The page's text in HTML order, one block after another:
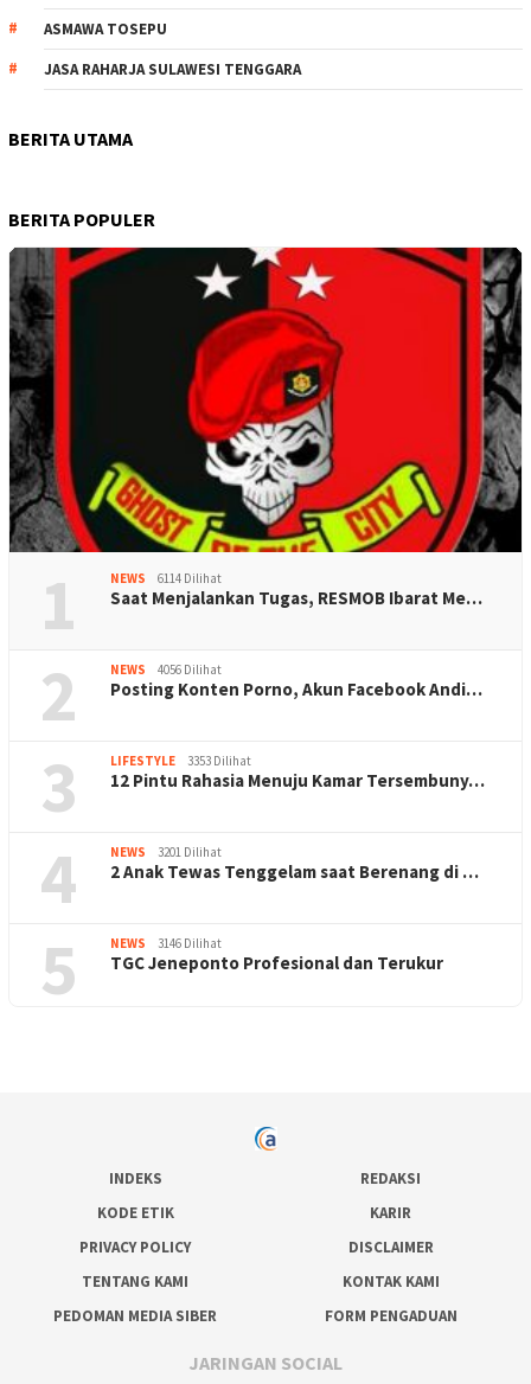
ASMAWA TOSEPU
JASA RAHARJA SULAWESI TENGGARA
BERITA UTAMA
BERITA POPULER
1 NEWS 6114 Dilihat
Saat Menjalankan Tugas, RESMOB Ibarat Me…
2 NEWS 4056 Dilihat
Posting Konten Porno, Akun Facebook Andi…
3 LIFESTYLE 3353 Dilihat
12 Pintu Rahasia Menuju Kamar Tersembuny…
4 NEWS 3201 Dilihat
2 Anak Tewas Tenggelam saat Berenang di …
5 NEWS 3146 Dilihat
TGC Jeneponto Profesional dan Terukur
INDEKS
REDAKSI
KODE ETIK
KARIR
PRIVACY POLICY
DISCLAIMER
TENTANG KAMI
KONTAK KAMI
PEDOMAN MEDIA SIBER
FORM PENGADUAN
JARINGAN SOCIAL